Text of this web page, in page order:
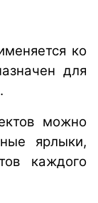
ко
для
можно
ярлыки,
каждого